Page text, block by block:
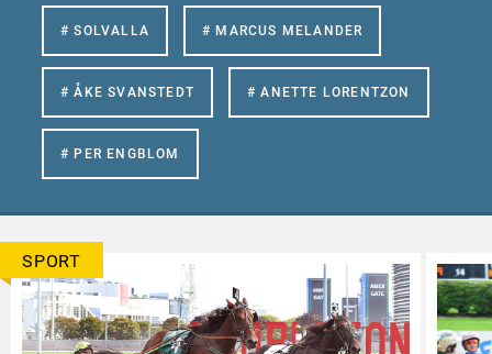
# SOLVALLA # MARCUS MELANDER
# ÅKE SVANSTEDT # ANETTE LORENTZON
# PER ENGBLOM
SPORT